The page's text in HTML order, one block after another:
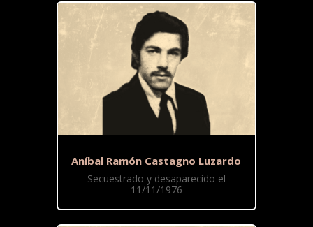
Aníbal Ramón Castagno Luzardo
Secuestrado y desaparecido el
11/11/1976